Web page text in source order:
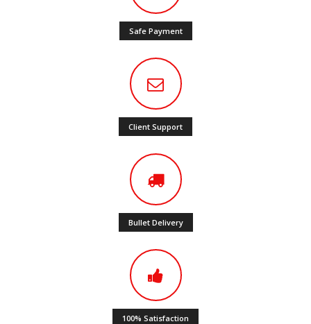
Safe Payment
Client Support
Bullet Delivery
100% Satisfaction